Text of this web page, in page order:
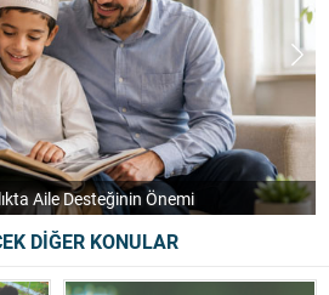
Aile Desteğinin Önemi
DİĞER KONULAR